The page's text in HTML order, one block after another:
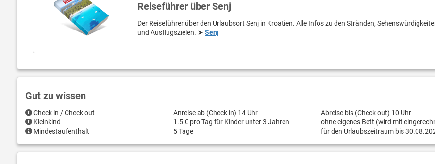
Reiseführer über Senj
Der Reiseführer über den Urlaubsort Senj in Kroatien. Alle Infos zu den Stränden,
und Ausflugszielen. ➤Senj
Gut zu wissen
Check in / Check out Anreise ab (Check in) 14 Uhr
Abreise bis (Check out) 10 Uhr
Kleinkind
1.5 € pro Tag für Kinder unter 3 Jahren
ohne eigenes Bett (wird mit
Mindestaufenthalt
5 Tage für den Urlaubszeitraum bis